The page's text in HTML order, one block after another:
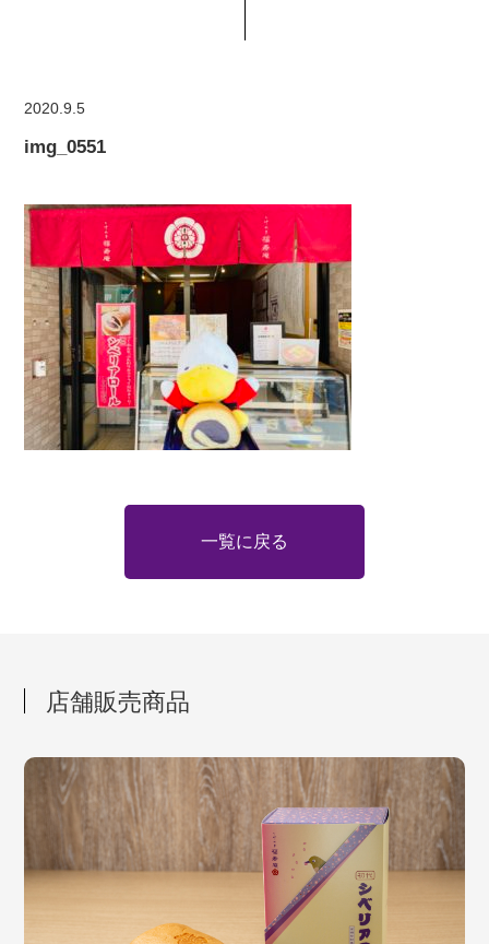
2020.9.5
img_0551
一覧に戻る
店舗販売商品